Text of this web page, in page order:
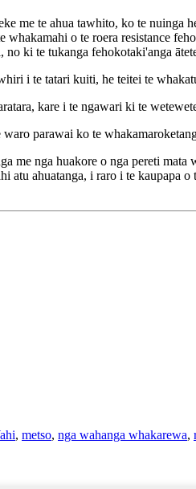
me te ahua tawhito, ko te
o te roera resistance
ki te tukanga fehokotaki'anga
i te tatari kuiti, he teitei te
kare i te ngawari ki te
parawai ko te
me nga huakore o nga pereti
atu ahuatanga, i raro i te
, metso, nga wahanga whakarewa,